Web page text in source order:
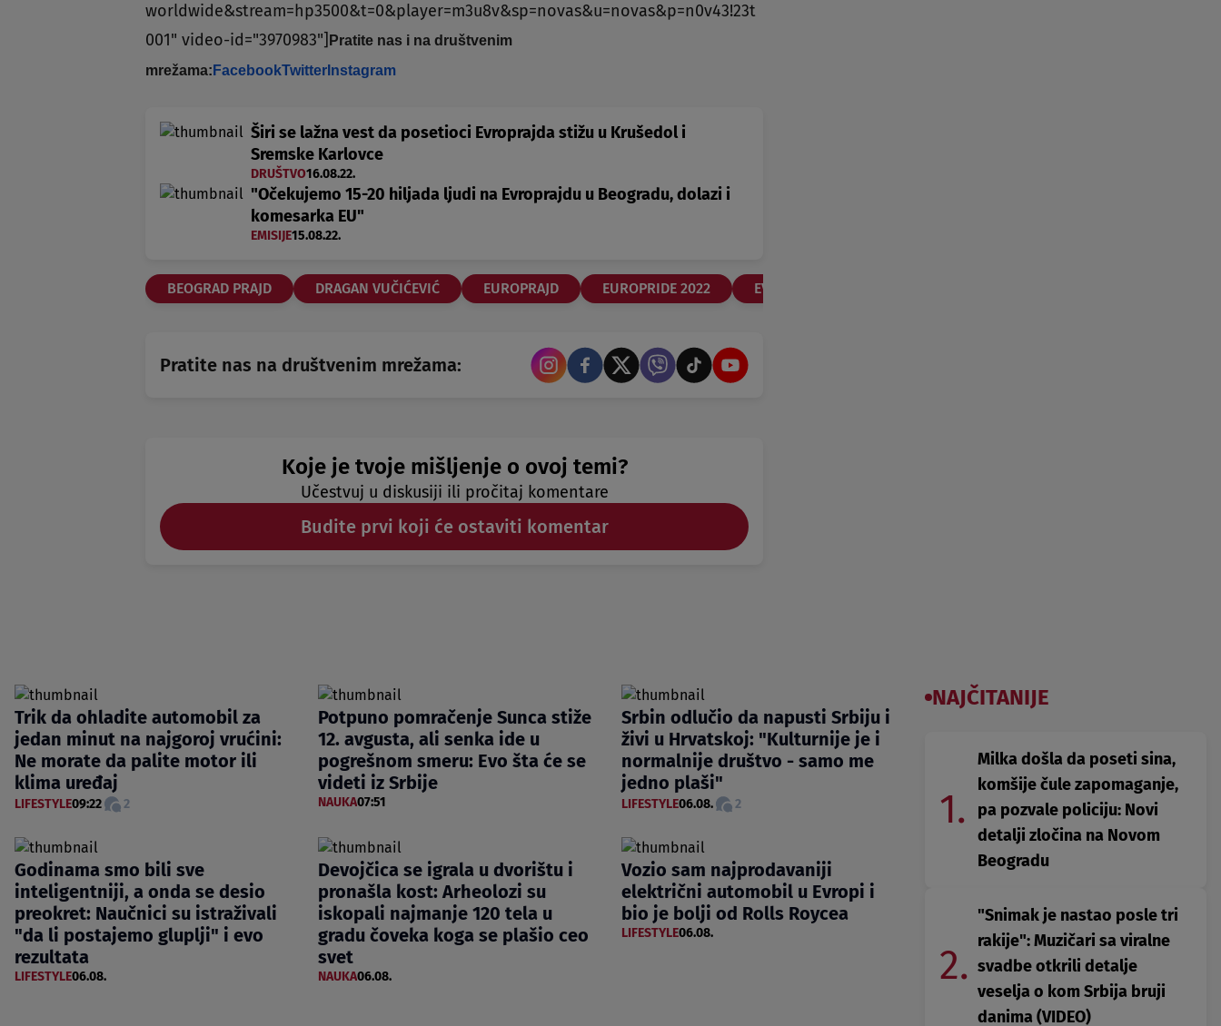
worldwide&stream=hp3500&t=0&player=m3u8v&sp=novas&u=novas&p=n0v43!23t
001" video-id="3970983"] Pratite nas i na društvenim
mrežama: FacebookTwitter Instagram
Širi se lažna vest da posetioci Evroprajda stižu u Krušedol i
Sremske Karlovce
DRUŠTVO16.08.22.
"Očekujemo 15-20 hiljada ljudi na Evroprajdu u Beogradu, dolazi i
komesarka EU"
EMISIJE15.08.22.
BEOGRAD PRAJD DRAGAN VUČIĆEVIĆ EUROPRAJD EUROPRIDE 2022 EVROPRAJD
Pratite nas na društvenim mrežama:
Koje je tvoje mišljenje o ovoj temi?
Učestvuj u diskusiji ili pročitaj komentare
Budite prvi koji će ostaviti komentar
Trik da ohladite automobil za
jedan minut na najgoroj vrućini:
Ne morate da palite motor ili
klima uređaj
LIFESTYLE09:22 2
Potpuno pomračenje Sunca stiže
12. avgusta, ali senka ide u
pogrešnom smeru: Evo šta će se
videti iz Srbije
NAUKA07:51
Srbin odlučio da napusti Srbiju i
živi u Hrvatskoj: "Kulturnije je i
normalnije društvo - samo me
jedno plaši"
LIFESTYLE06.08. 2
Godinama smo bili sve
inteligentniji, a onda se desio
preokret: Naučnici su istraživali
"da li postajemo gluplji" i evo
rezultata
LIFESTYLE06.08.
Devojčica se igrala u dvorištu i
pronašla kost: Arheolozi su
iskopali najmanje 120 tela u
gradu čoveka koga se plašio ceo
svet
NAUKA06.08.
Vozio sam najprodavaniji
električni automobil u Evropi i
bio je bolji od Rolls Roycea
LIFESTYLE06.08.
NAJČITANIJE
1.
Milka došla da poseti sina,
komšije čule zapomaganje,
pa pozvale policiju: Novi
detalji zločina na Novom
Beogradu
2.
"Snimak je nastao posle tri
rakije": Muzičari sa viralne
svadbe otkrili detalje
veselja o kom Srbija bruji
danima (VIDEO)